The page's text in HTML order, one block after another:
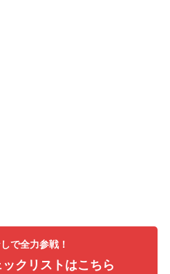
で全力参戦！
クリストはこちら